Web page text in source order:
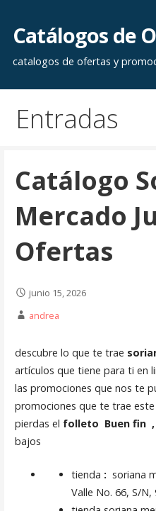
contenido
Catálogos de
catalogos de ofertas y
Entradas
Catálogo
Mercado
Ofertas
junio 15, 2026
andrea
descubre lo que te trae
artículos que tiene para ti en
las promociones que nos te
promociones que te trae
pierdas el folleto Buen fin ,
bajos
tienda : soriana
Valle No. 66, S/